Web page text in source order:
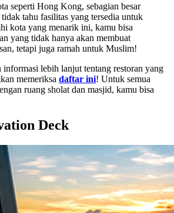
seperti Hong Kong, sebagian besar
tahu fasilitas yang tersedia untuk
kota yang menarik ini, kamu bisa
yang tidak hanya akan membuat
tetapi juga ramah untuk Muslim!
lebih lanjut tentang restoran yang
memeriksa daftar ini! Untuk semua
ruang sholat dan masjid, kamu bisa
Deck